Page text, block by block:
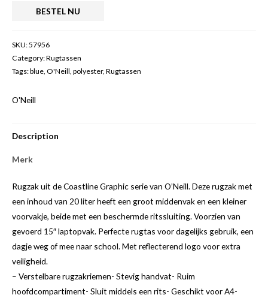
BESTEL NU
SKU:57956
Category:Rugtassen
Tags:blue, O'Neill, polyester, Rugtassen
O'Neill
Description
Merk
Rugzak uit de Coastline Graphic serie van O’Neill. Deze rugzak met
een inhoud van 20 liter heeft een groot middenvak en een kleiner
voorvakje, beide met een beschermde ritssluiting. Voorzien van
gevoerd 15″ laptopvak. Perfecte rugtas voor dagelijks gebruik, een
dagje weg of mee naar school. Met reflecterend logo voor extra
veiligheid.
– Verstelbare rugzakriemen- Stevig handvat- Ruim
hoofdcompartiment- Sluit middels een rits- Geschikt voor A4-